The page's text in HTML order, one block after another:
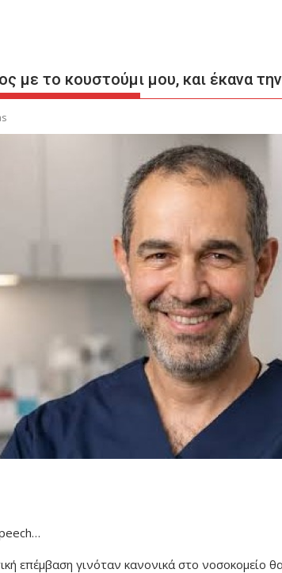
με το κουστούμι μου, και έκανα
επέμβαση γινόταν κανονικά στο νοσοκομείο